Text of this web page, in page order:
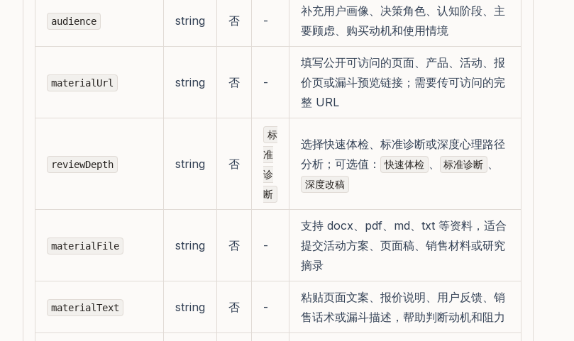
audience string 否 -
补充用户画像、决策角色、认知阶段、主
要顾虑、购买动机和使用情境
materialUrl string 否 -
填写公开可访问的页面、产品、活动、报
价页或漏斗预览链接；需要传可访问的完
整 URL
reviewDepth string 否
标
准
诊
断
选择快速体检、标准诊断或深度心理路径
分析；可选值：
快速体检 、 标准诊断 、
深度改稿
materialFile string 否 -
支持 docx、pdf、md、txt 等资料，适合
提交活动方案、页面稿、销售材料或研究
摘录
materialText string 否 -
粘贴页面文案、报价说明、用户反馈、销
售话术或漏斗描述，帮助判断动机和阻力